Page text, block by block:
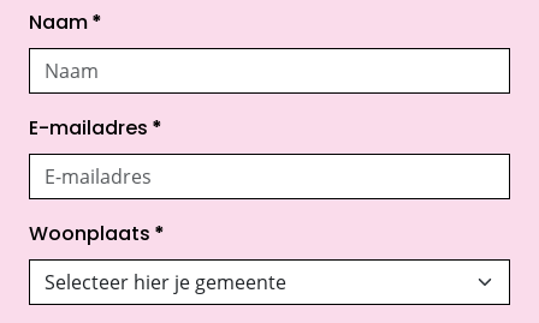
Naam *
E-mailadres *
Woonplaats *